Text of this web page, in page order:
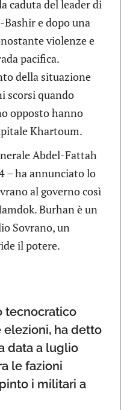
caduta del leader di
e dopo una
violenze e
pacifica.
della situazione
scorsi quando
opposto hanno
Khartoum.
Abdel-Fattah
– ha annunciato lo
al governo così
Burhan è un
Sovrano, un
il potere.
tecnocratico
elezioni, ha detto
data a luglio
le fazioni
i militari a